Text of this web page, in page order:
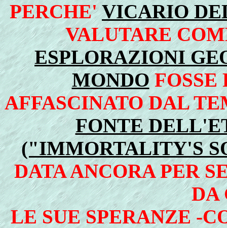
PERCHE'VICARIO
VALUTARE
ESPLORAZIONI
MONDOFOSSE
AFFASCINATO DAL
FONTE
("IMMORTALITY'S
DATA ANCORA PER
DA
LE SUE SPERANZE -